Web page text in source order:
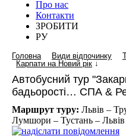
Про нас
Контакти
ЗРОБИТИ
РУ
Головна Види відпочинку
Карпати на Новий рік ↓
Автобусний тур
бадьорості… СПА &
Маршрут туру: Львів –
Лумшори – Тустань – Львів